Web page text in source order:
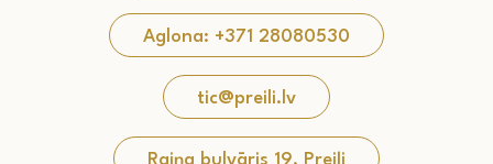
Aglona: +371 28080530
tic@preili.lv